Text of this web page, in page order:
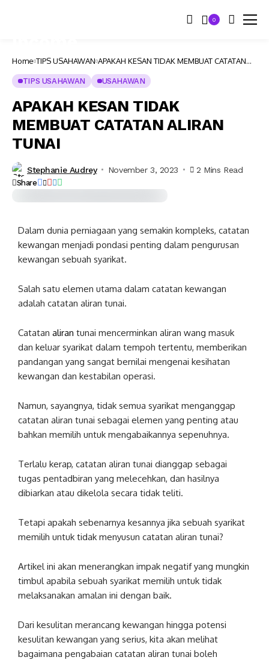
0
Home TIPS USAHAWAN APAKAH KESAN TIDAK MEMBUAT CATATAN
TIPS USAHAWAN USAHAWAN
APAKAH KESAN TIDAK
MEMBUAT CATATAN ALIRAN
TUNAI
Stephanie Audrey November 3, 2023 2 Mins Read
Share
Dalam dunia perniagaan yang semakin kompleks, catatan
kewangan menjadi pondasi penting dalam pengurusan
kewangan sebuah syarikat.
Salah satu elemen utama dalam catatan kewangan
adalah catatan aliran tunai.
Catatan aliran tunai mencerminkan aliran wang masuk
dan keluar syarikat dalam tempoh tertentu, memberikan
pandangan yang sangat bernilai mengenai kesihatan
kewangan dan kestabilan operasi.
Namun, sayangnya, tidak semua syarikat menganggap
catatan aliran tunai sebagai elemen yang penting atau
bahkan memilih untuk mengabaikannya sepenuhnya.
Terlalu kerap, catatan aliran tunai dianggap sebagai
tugas pentadbiran yang melecehkan, dan hasilnya
dibiarkan atau dikelola secara tidak teliti.
Tetapi apakah sebenarnya kesannya jika sebuah syarikat
memilih untuk tidak menyusun catatan aliran tunai?
Artikel ini akan menerangkan impak negatif yang mungkin
timbul apabila sebuah syarikat memilih untuk tidak
melaksanakan amalan ini dengan baik.
Dari kesulitan merancang kewangan hingga potensi
kesulitan kewangan yang serius, kita akan melihat
bagaimana pengabaian catatan aliran tunai boleh